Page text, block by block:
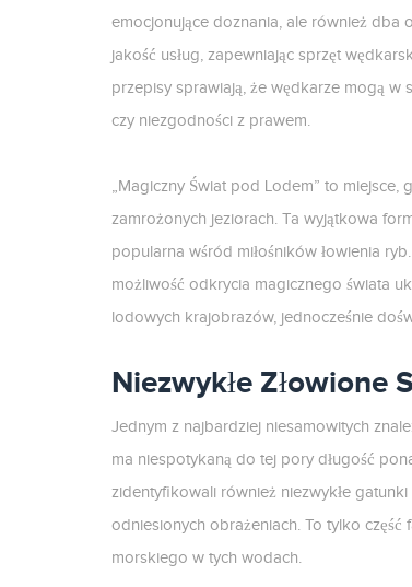
emocjonujące doznania, ale również dba
jakość usług, zapewniając sprzęt
przepisy sprawiają, że wędkarze mogą w
czy niezgodności z prawem.
„Magiczny Świat pod Lodem” to
zamrożonych jeziorach. Ta wyjątkowa
popularna wśród miłośników łowienia
możliwość odkrycia magicznego świata
lodowych krajobrazów, jednocześnie
Niezwykłe Złowione
Jednym z najbardziej niesamowitych
ma niespotykaną do tej pory długość
zidentyfikowali również niezwykłe
odniesionych obrażeniach. To tylko
morskiego w tych wodach.